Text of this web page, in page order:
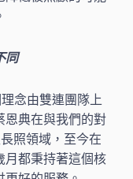
同
理念由雙連團隊上
恩典在與我們的對
照領域，至今在
月都秉持著這個核